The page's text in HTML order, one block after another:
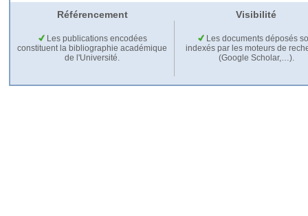
Référencement Visibilité
Les publications encodées
constituent la bibliographie académique
de l'Université.
Les documents déposés
indexés par les moteurs de
(Google Scholar,…).